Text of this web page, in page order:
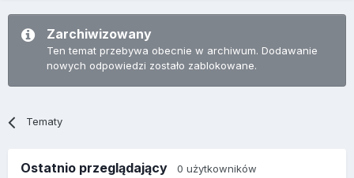
Zarchiwizowany
Ten temat przebywa obecnie w archiwum. Dodawanie
nowych odpowiedzi zostało zablokowane.
Tematy
Ostatnio przeglądający 0 użytkowników